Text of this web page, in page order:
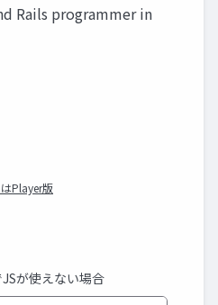
Rails programmer in
Player版
JSが使えない場合